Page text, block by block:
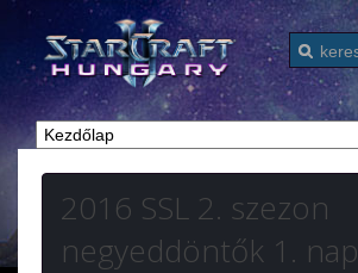
2016 SSL 2. szezon
negyeddöntők 1. nap